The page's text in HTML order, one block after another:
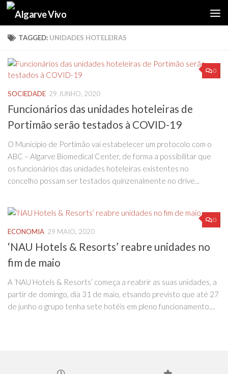
Skip to content
TAGGED: UNIDADES HOTELEIRAS
0
SOCIEDADE 29 JUNHO, 2020
Funcionários das unidades hoteleiras de
Portimão serão testados à COVID-19
O Município de Portimão vai estabelecer um protocolo com o
ABC – Algarve Biomedical Center, de forma a possibilitar que
os funcionários das unidades hoteleiras existentes no
concelho possam ser testados quinzenalmente no drive...
0
ECONOMIA 29 MAIO, 2020
‘NAU Hotels & Resorts’ reabre unidades no
fim de maio
A ‘NAU Hotels & Resorts’ começa a reabrir as suas unidades, a
partir de domingo, dia 31 de maio, etsando previsto que até 27
de junho o grupo tenha sete hotéis em pleno funcionamento....